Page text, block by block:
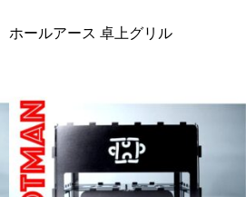
ホールアース 卓上グリル